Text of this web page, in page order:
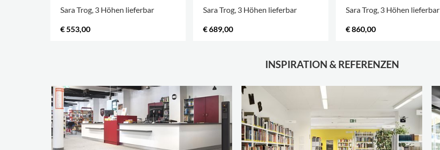
Sara Trog, 3 Höhen lieferbar
€ 553,00
Sara Trog, 3 Höhen lieferbar
€ 689,00
Sara Trog, 3 Höhen lieferbar
€ 860,00
INSPIRATION & REFERENZEN